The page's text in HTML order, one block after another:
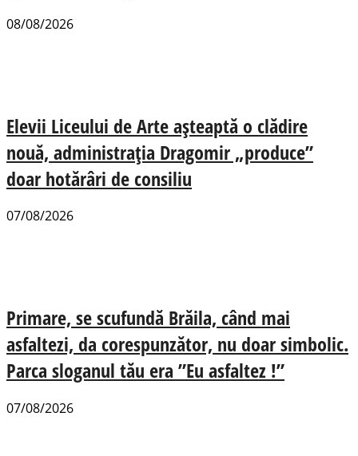
08/08/2026
Elevii Liceului de Arte așteaptă o clădire
nouă, administrația Dragomir „produce”
doar hotărâri de consiliu
07/08/2026
Primare, se scufundă Brăila, când mai
asfaltezi, da corespunzător, nu doar simbolic.
Parca sloganul tău era ”Eu asfaltez !”
07/08/2026